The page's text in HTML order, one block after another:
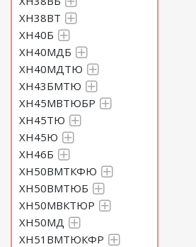
ХН38ВТ
ХН40Б
ХН40МДБ
ХН40МДТЮ
ХН43БМТЮ
ХН45МВТЮБР
ХН45ТЮ
ХН45Ю
ХН46Б
ХН50ВМТКФЮ
ХН50ВМТЮБ
ХН50МВКТЮР
ХН50МД
ХН51ВМТЮКФР